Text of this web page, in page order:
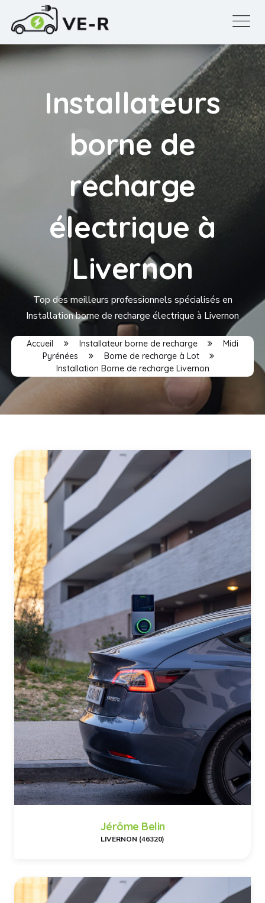
Installateurs
borne de
recharge
électrique à
Livernon
Top des meilleurs professionnels spécialisés en
Installation borne de recharge électrique à Livernon
Accueil Installateur borne de recharge
Midi
Pyrénées
Borne de recharge à Lot
Installation Borne de recharge Livernon
Jérôme Belin
LIVERNON (46320)